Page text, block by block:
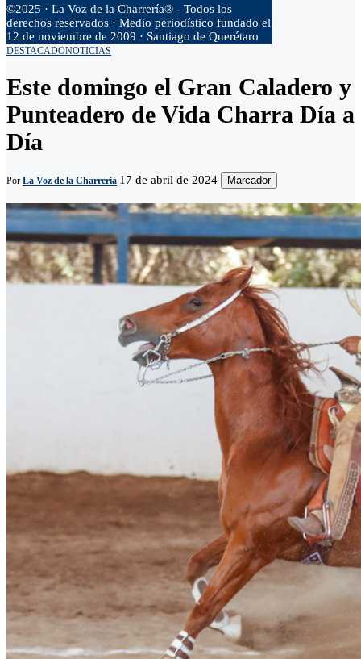
©2025 · La Voz de la Charrería® - Todos los
derechos reservados · Medio periodístico fundado el
12 de noviembre de 2009 · Santiago de Querétaro
DESTACADONOTICIAS
Este domingo el Gran Caladero y
Punteadero de Vida Charra Día a
Día
Por La Voz de la Charreria 17 de abril de 2024 Marcador